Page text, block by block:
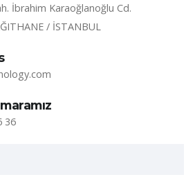
İbrahim Karaoğlanoğlu Cd.
/ İSTANBUL
36